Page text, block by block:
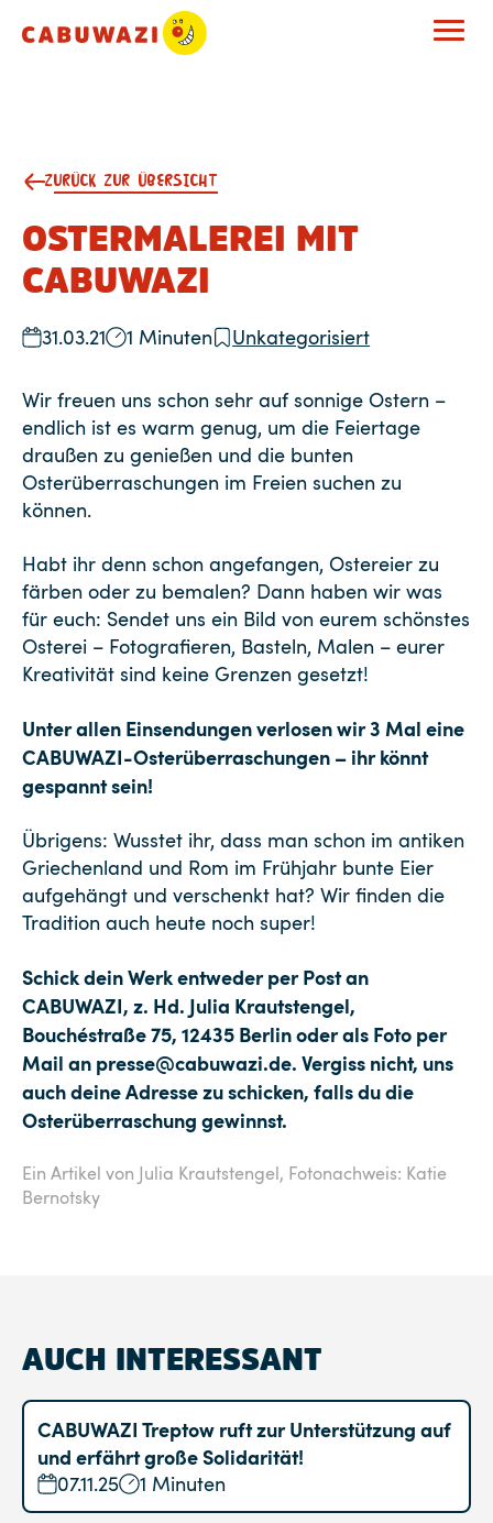
ZURÜCK ZUR ÜBERSICHT
OSTERMALEREI MIT
CABUWAZI
31.03.21 1 Minuten Unkategorisiert
Wir freuen uns schon sehr auf sonnige Ostern –
endlich ist es warm genug, um die Feiertage
draußen zu genießen und die bunten
Osterüberraschungen im Freien suchen zu
können.
Habt ihr denn schon angefangen, Ostereier zu
färben oder zu bemalen? Dann haben wir was
für euch: Sendet uns ein Bild von eurem schönstes
Osterei – Fotografieren, Basteln, Malen – eurer
Kreativität sind keine Grenzen gesetzt!
Unter allen Einsendungen verlosen wir 3 Mal eine
CABUWAZI-Osterüberraschungen – ihr könnt
gespannt sein!
Übrigens: Wusstet ihr, dass man schon im antiken
Griechenland und Rom im Frühjahr bunte Eier
aufgehängt und verschenkt hat? Wir finden die
Tradition auch heute noch super!
Schick dein Werk entweder per Post an
CABUWAZI, z. Hd. Julia Krautstengel,
Bouchéstraße 75, 12435 Berlin oder als Foto per
Mail an presse@cabuwazi.de. Vergiss nicht, uns
auch deine Adresse zu schicken, falls du die
Osterüberraschung gewinnst.
Ein Artikel von Julia Krautstengel, Fotonachweis: Katie
Bernotsky
AUCH INTERESSANT
CABUWAZI Treptow ruft zur Unterstützung auf
und erfährt große Solidarität!
07.11.25 1 Minuten